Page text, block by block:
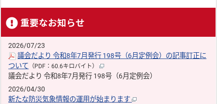
重要なお知らせ
2026/07/23
議会だより 令和8年7月発行 198号（6月定例会）の記事訂正に
ついて （PDF：60.6キロバイト）
議会だより 令和8年7月発行 198号（6月定例会）
2026/04/30
新たな防災気象情報の運用が始まります